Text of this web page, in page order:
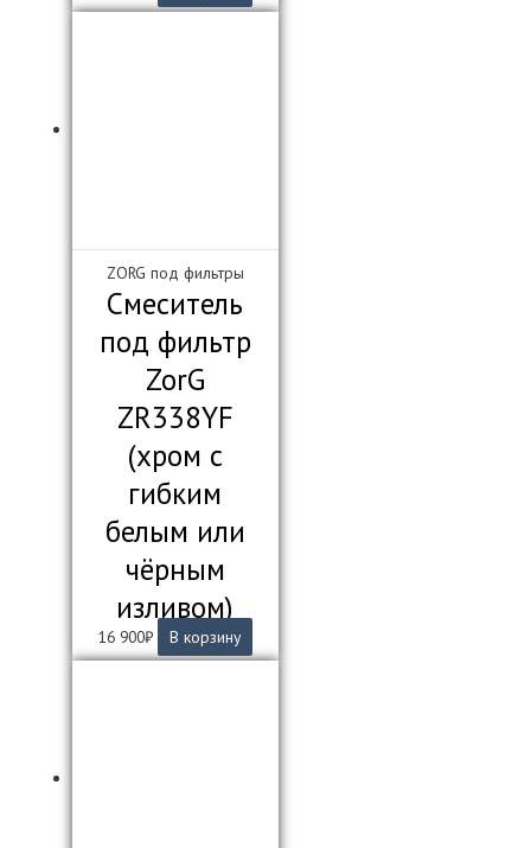
ZORG под фильтры
Смеситель
под фильтр
ZorG
ZR338YF
(хром с
гибким
белым или
чёрным
изливом)
16 900₽ В корзину